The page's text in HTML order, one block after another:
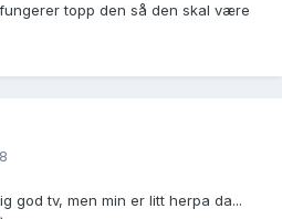
topp den så den skal være
god tv, men min er litt herpa da...